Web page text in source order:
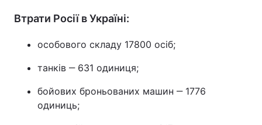
Здоров'я
Цікавинки
Втрати Росії в Україні:
особового складу 17800 осіб;
танків ‒ 631 одиниця;
бойових броньованих машин ‒ 1776
одиниць;